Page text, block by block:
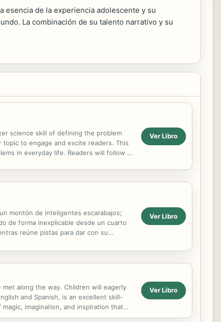
esencia de la experiencia adolescente y su
La combinación de su talento narrativo y su
science skill of defining the problem
to engage and excite readers. This
in everyday life. Readers will follow a
Ver Libro
montón de inteligentes escarabajos;
de forma inexplicable desde un cuarto
reúne pistas para dar con su
Ver Libro
along the way. Children will eagerly
and Spanish, is an excellent skill-
imagination, and inspiration that
Ver Libro